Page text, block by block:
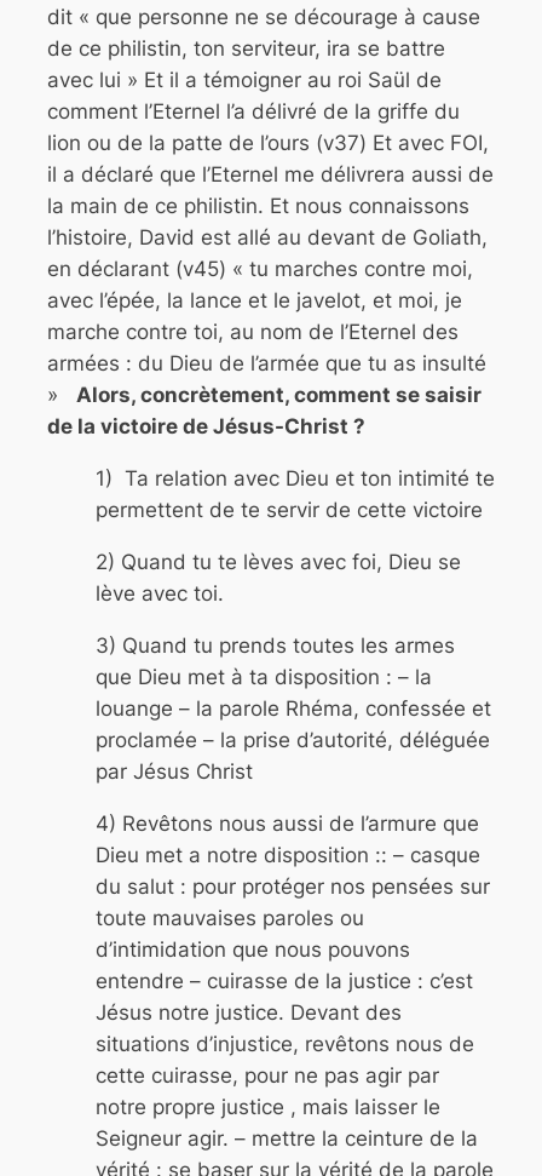
dit « que personne ne se décourage à cause
de ce philistin, ton serviteur, ira se battre
avec lui » Et il a témoigner au roi Saül de
comment l’Eternel l’a délivré de la griffe du
lion ou de la patte de l’ours (v37) Et avec FOI,
il a déclaré que l’Eternel me délivrera aussi de
la main de ce philistin. Et nous connaissons
l’histoire, David est allé au devant de Goliath,
en déclarant (v45) « tu marches contre moi,
avec l’épée, la lance et le javelot, et moi, je
marche contre toi, au nom de l’Eternel des
armées : du Dieu de l’armée que tu as insulté
» Alors, concrètement, comment se saisir
de la victoire de Jésus-Christ ?
1) Ta relation avec Dieu et ton intimité te
permettent de te servir de cette victoire
2) Quand tu te lèves avec foi, Dieu se
lève avec toi.
3) Quand tu prends toutes les armes
que Dieu met à ta disposition : – la
louange – la parole Rhéma, confessée et
proclamée – la prise d’autorité, déléguée
par Jésus Christ
4) Revêtons nous aussi de l’armure que
Dieu met a notre disposition :: – casque
du salut : pour protéger nos pensées sur
toute mauvaises paroles ou
d’intimidation que nous pouvons
entendre – cuirasse de la justice : c’est
Jésus notre justice. Devant des
situations d’injustice, revêtons nous de
cette cuirasse, pour ne pas agir par
notre propre justice , mais laisser le
Seigneur agir. – mettre la ceinture de la
vérité : se baser sur la vérité de la parole